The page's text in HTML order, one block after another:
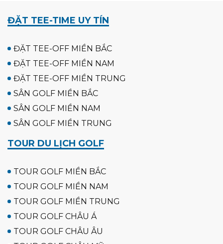
ĐẶT TEE-TIME UY TÍN
ĐẶT TEE-OFF MIỀN BẮC
ĐẶT TEE-OFF MIỀN NAM
ĐẶT TEE-OFF MIỀN TRUNG
SÂN GOLF MIỀN BẮC
SÂN GOLF MIỀN NAM
SÂN GOLF MIỀN TRUNG
TOUR DU LỊCH GOLF
TOUR GOLF MIỀN BẮC
TOUR GOLF MIỀN NAM
TOUR GOLF MIỀN TRUNG
TOUR GOLF CHÂU Á
TOUR GOLF CHÂU ÂU